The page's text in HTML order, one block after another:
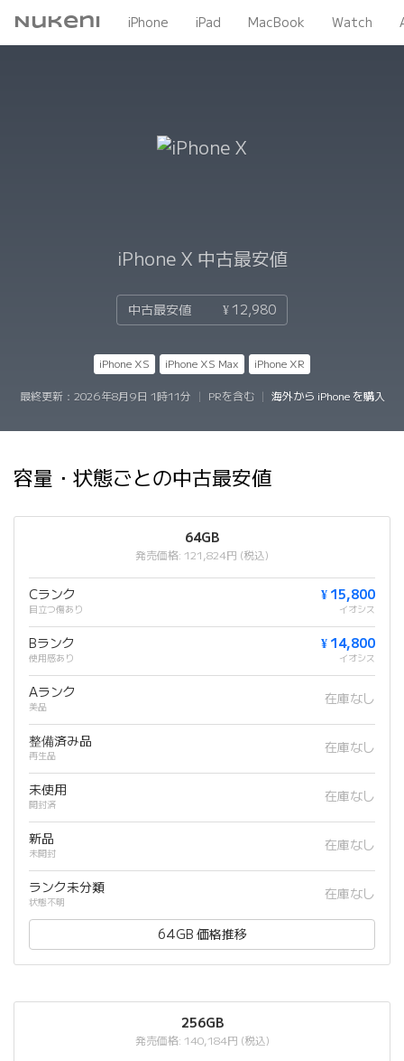
Nukeni iPhone iPad MacBook Watch
iPhone X 中古最安値
中古最安値 ¥ 12,980
iPhone XS iPhone XS Max iPhone XR
最終更新： 2026年8月9日 1時11分 PRを含む 海外から iPhone を購入
容量・状態ごとの中古最安値
64GB
発売価格: 121,824円 (税込)
Cランク
目立つ傷あり
¥ 15,800
イオシス
Bランク
使用感あり
¥ 14,800
イオシス
Aランク
美品
在庫なし
整備済み品
再生品
在庫なし
未使用
開封済
在庫なし
新品
未開封
在庫なし
ランク未分類
状態不明
在庫なし
64GB 価格推移
256GB
発売価格: 140,184円 (税込)